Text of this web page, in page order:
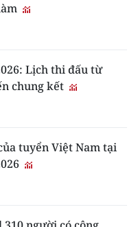
Lịch thi đấu từ
chung kết
tuyển Việt Nam tại